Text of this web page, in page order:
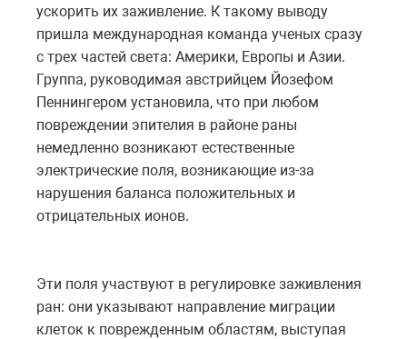
ускорить их заживление. К такому выводу
пришла международная команда ученых сразу
с трех частей света: Америки, Европы и Азии.
Группа, руководимая австрийцем Йозефом
Пеннингером установила, что при любом
повреждении эпителия в районе раны
немедленно возникают естественные
электрические поля, возникающие из-за
нарушения баланса положительных и
отрицательных ионов.
Эти поля участвуют в регулировке заживления
ран: они указывают направление миграции
клеток к поврежденным областям, выступая